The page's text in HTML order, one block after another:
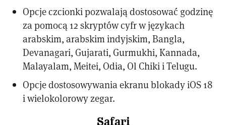
Opcje czcionki pozwalają dostosować godzinę
za pomocą 12 skryptów cyfr w językach
arabskim, arabskim indyjskim, Bangla,
Devanagari, Gujarati, Gurmukhi, Kannada,
Malayalam, Meitei, Odia, Ol Chiki i Telugu.
Opcje dostosowywania ekranu blokady iOS 18
i wielokolorowy zegar.
Safari